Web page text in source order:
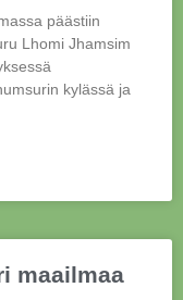
päästiin
Lhomi Jhamsim
kylässä ja
maailmaa